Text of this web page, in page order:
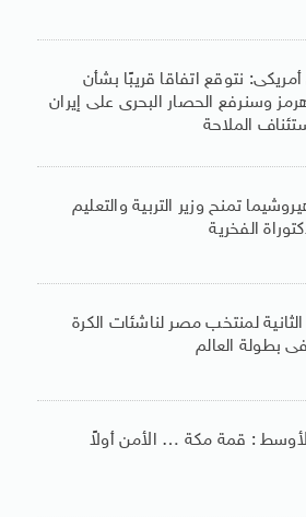
نتوقع اتفاقا قريبًا بشأن
وسنرفع الحصار البحرى على إيران
الملاحة
تمنح وزير التربية والتعليم
الفخرية
الثانية لمنتخب مصر لناشئات الكرة
بطولة العالم
: قمة مكة … الأمن أولاً